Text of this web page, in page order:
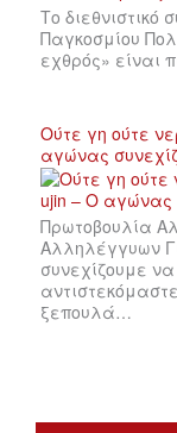
Το
Παγκοσμίου
εχθρός» είναι
Ούτε γη ούτε
αγώνας
Πρωτοβουλία
Αλληλέγγυων
συνεχίζουμε
ξεπουλά…